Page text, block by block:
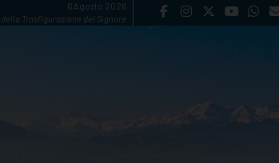
6 Agosto 2026
della Trasfigurazione del Signore